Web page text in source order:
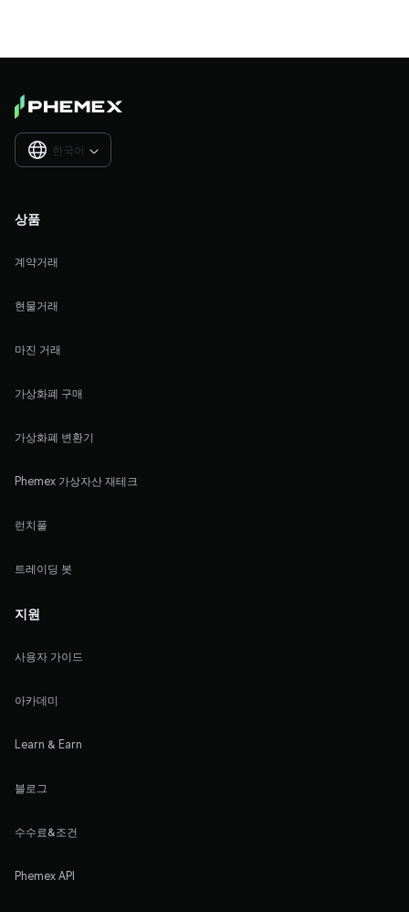
한국어 
상품
계약거래
현물거래
마진 거래
가상화폐 구매
가상화폐 변환기
Phemex 가상자산 재테크
런치풀
트레이딩 봇
지원
사용자 가이드
아카데미
Learn & Earn
블로그
수수료&조건
Phemex API